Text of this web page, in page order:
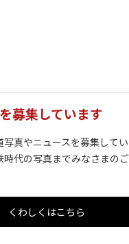
募集しています
真やニュースを募集して
代の写真までみなさまの
くわしくはこちら